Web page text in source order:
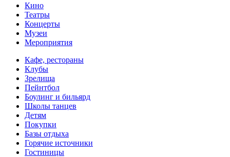
Кино
Театры
Концерты
Музеи
Мероприятия
Кафе, рестораны
Клубы
Зрелища
Пейнтбол
Боулинг и бильярд
Школы танцев
Детям
Покупки
Базы отдыха
Горячие источники
Гостиницы